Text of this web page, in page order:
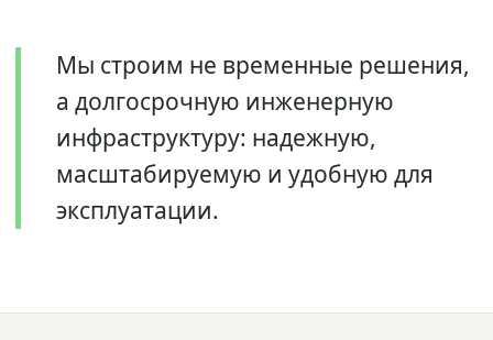
Мы строим не временные решения,
а долгосрочную инженерную
инфраструктуру: надежную,
масштабируемую и удобную для
эксплуатации.